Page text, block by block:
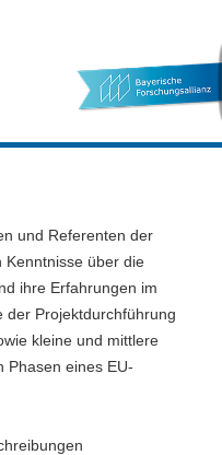
und Referenten der
Kenntnisse über die
ihre Erfahrungen im
der Projektdurchführung
kleine und mittlere
Phasen eines EU-